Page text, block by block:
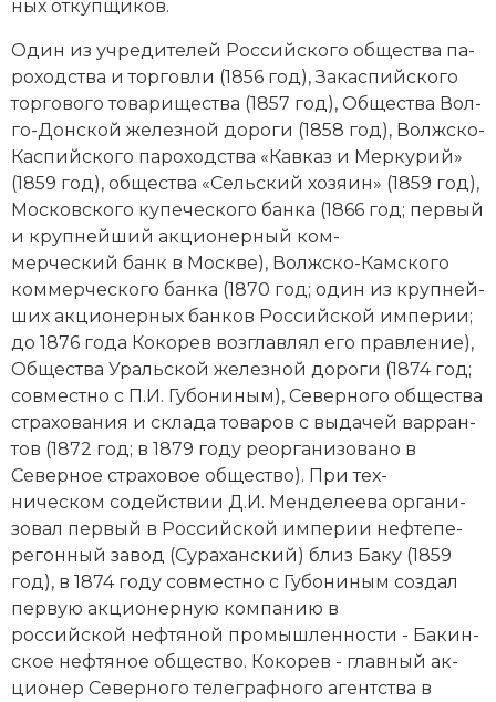
Новейшая история
Нумизматика
Образование
Общественные объединения и организации
Политическая история
Революции и народные движения
Религия и церковь
Северная Америка
Социально-экономическая история
Специальные исторические дисциплины
СССР
Южная Америка
ных от­куп­щи­ков.
Один из уч­ре­ди­те­лей Российского общества па­
ро­ход­ст­ва и тор­гов­ли (1856 год), За­кас­пий­ско­го
тор­го­во­го товарищества (1857 год), Общества Вол­
го-Дон­ской железной дороги (1858 год), Волж­ско-
Кас­пий­ско­го па­ро­ход­ст­ва «Кав­каз и Мер­ку­рий»
(1859 год), общества «Сель­ский хо­зя­ин» (1859 год),
Московского ку­печеского бан­ка (1866 год; пер­вый
и круп­ней­ший ак­цио­нер­ный ком­
мерческий банк в Мо­ск­ве), Волж­ско-Кам­ско­го
ком­мерческого бан­ка (1870 год; один из круп­ней­
ших ак­цио­нер­ных бан­ков Российской им­пе­рии;
до 1876 года Кокорев воз­глав­лял его прав­ле­ние),
Общества Ураль­ской железной дороги (1874 год;
совместно с П.И. Гу­бо­ни­ным), Северного общества
стра­хо­ва­ния и скла­да то­ва­ров с вы­да­чей вар­ран­
тов (1872 год; в 1879 году ре­орга­ни­зо­ва­но в
Северное стра­хо­вое общество). При тех­
ническом со­дей­ст­вии Д.И. Мен­де­лее­ва ор­га­ни­
зо­вал пер­вый в Российской им­пе­рии неф­те­пе­
ре­гон­ный за­вод (Су­ра­хан­ский) близ Ба­ку (1859
год), в 1874 году совместно с Гу­бо­ни­ным соз­дал
пер­вую ак­цио­нер­ную ком­па­нию в
российской неф­тя­ной промышленности - Ба­кин­
ское неф­тя­ное общество. Кокорев - главный ак­
цио­нер Северного те­ле­граф­но­го агент­ст­ва в